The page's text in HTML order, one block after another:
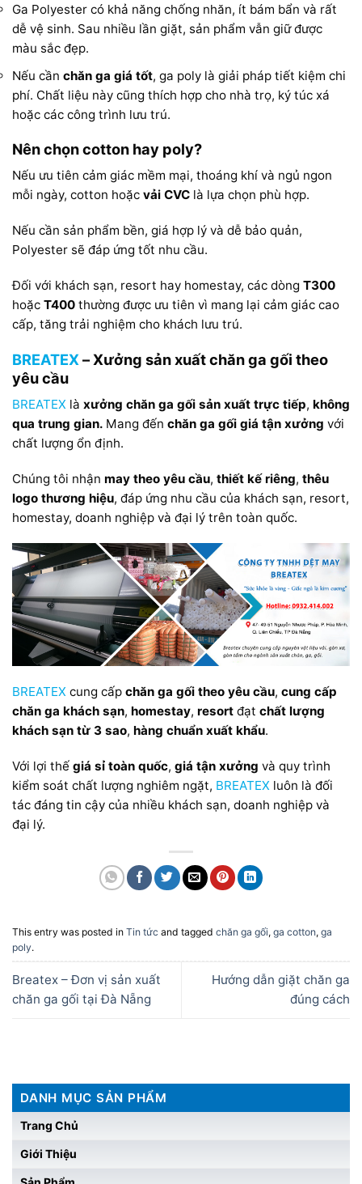
Ga Polyester có khả năng chống nhăn, ít bám bẩn và rất
dễ vệ sinh. Sau nhiều lần giặt, sản phẩm vẫn giữ được
màu sắc đẹp.
Nếu cần chăn ga giá tốt, ga poly là giải pháp tiết kiệm chi
phí. Chất liệu này cũng thích hợp cho nhà trọ, ký túc xá
hoặc các công trình lưu trú.
Nên chọn cotton hay poly?
Nếu ưu tiên cảm giác mềm mại, thoáng khí và ngủ ngon
mỗi ngày, cotton hoặc vải CVC là lựa chọn phù hợp.
Nếu cần sản phẩm bền, giá hợp lý và dễ bảo quản,
Polyester sẽ đáp ứng tốt nhu cầu.
Đối với khách sạn, resort hay homestay, các dòng T300
hoặc T400 thường được ưu tiên vì mang lại cảm giác cao
cấp, tăng trải nghiệm cho khách lưu trú.
BREATEX – Xưởng sản xuất chăn ga gối theo
yêu cầu
BREATEX là xưởng chăn ga gối sản xuất trực tiếp, không
qua trung gian. Mang đến chăn ga gối giá tận xưởng với
chất lượng ổn định.
Chúng tôi nhận may theo yêu cầu, thiết kế riêng, thêu
logo thương hiệu, đáp ứng nhu cầu của khách sạn, resort,
homestay, doanh nghiệp và đại lý trên toàn quốc.
BREATEX cung cấp chăn ga gối theo yêu cầu, cung cấp
chăn ga khách sạn, homestay, resort đạt chất lượng
khách sạn từ 3 sao, hàng chuẩn xuất khẩu.
Với lợi thế giá sỉ toàn quốc, giá tận xưởng và quy trình
kiểm soát chất lượng nghiêm ngặt, BREATEX luôn là đối
tác đáng tin cậy của nhiều khách sạn, doanh nghiệp và
đại lý.
This entry was posted in Tin tức and tagged chăn ga gối, ga cotton, ga
poly.
Breatex – Đơn vị sản xuất
chăn ga gối tại Đà Nẵng
Hướng dẫn giặt chăn ga
đúng cách
DANH MỤC SẢN PHẨM
Trang Chủ
Giới Thiệu